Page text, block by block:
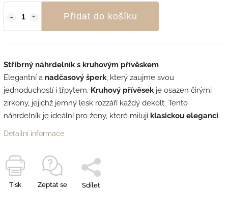
Přidat do košíku
Stříbrný náhrdelník s kruhovým přívěskem
Elegantní a nadčasový šperk , který zaujme svou
jednoduchostí i třpytem. Kruhový přívěsek je osazen čirými
zirkony, jejichž jemný lesk rozzáří každý dekolt. Tento
náhrdelník je ideální pro ženy, které milují klasickou eleganci.
Detailní informace
Tisk Zeptat se Sdílet